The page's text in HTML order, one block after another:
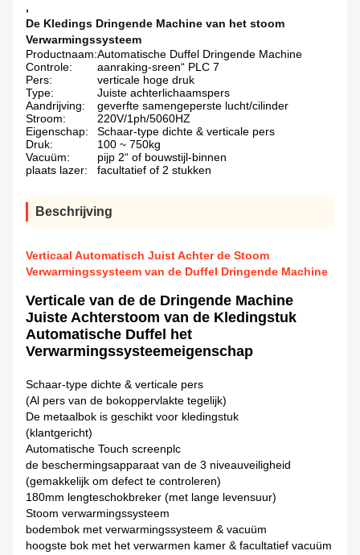
,
De Kledings Dringende Machine van het stoom
Verwarmingssysteem
Productnaam:Automatische Duffel Dringende Machine
Controle:
aanraking-sreen“ PLC 7
Pers:
verticale hoge druk
Type:
Juiste achterlichaamspers
Aandrijving:
geverfte samengeperste lucht/cilinder
Stroom:
220V/1ph/5060HZ
Eigenschap:
Schaar-type dichte & verticale pers
Druk:
100 ~ 750kg
Vacuüm:
pijp 2“ of bouwstijl-binnen
plaats lazer:
facultatief of 2 stukken
Beschrijving
Verticaal Automatisch Juist Achter de Stoom
Verwarmingssysteem van de Duffel Dringende Machine
Verticale van de de Dringende Machine
Juiste Achterstoom van de Kledingstuk
Automatische Duffel het
Verwarmingssysteemeigenschap
Schaar-type dichte & verticale pers
(Al pers van de bokoppervlakte tegelijk)
De metaalbok is geschikt voor kledingstuk
(klantgericht)
Automatische Touch screenplc
de beschermingsapparaat van de 3 niveauveiligheid
(gemakkelijk om defect te controleren)
180mm lengteschokbreker (met lange levensuur)
Stoom verwarmingssysteem
bodembok met verwarmingssysteem & vacuüm
hoogste bok met het verwarmen kamer & facultatief vacuüm